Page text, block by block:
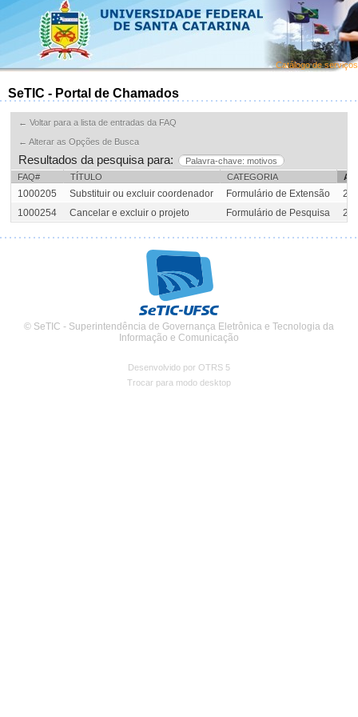
Catálogo de serviços
SeTIC - Portal de Chamados
← Voltar para a lista de entradas da FAQ
← Alterar as Opções de Busca
Resultados da pesquisa para:
Palavra-chave: motivos
FAQ#
TÍTULO CATEGORIA
1000205 Substituir ou excluir coordenador Formulário de Extensão
1000254
Cancelar e excluir o projeto Formulário de Pesquisa
© SeTIC - Superintendência de Governança Eletrônica e Tecnologia da
Informação e Comunicação
Desenvolvido por OTRS 5
Trocar para modo desktop